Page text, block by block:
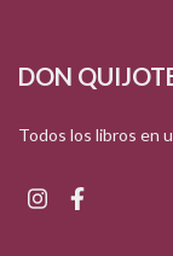
DON
Todos los libros en